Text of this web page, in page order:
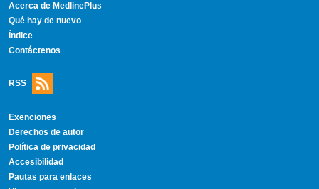
Acerca de MedlinePlus
Qué hay de nuevo
Índice
Contáctenos
RSS
Exenciones
Derechos de autor
Política de privacidad
Accesibilidad
Pautas para enlaces